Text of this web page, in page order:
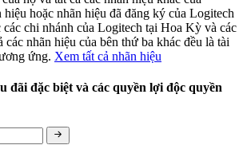
hoặc nhãn hiệu đã đăng ký của Logitech
chi nhánh của Logitech tại Hoa Kỳ và các
các nhãn hiệu của bên thứ ba khác đều là tài
ứng. Xem tất cả nhãn hiệu
đãi đặc biệt và các quyền lợi độc quyền